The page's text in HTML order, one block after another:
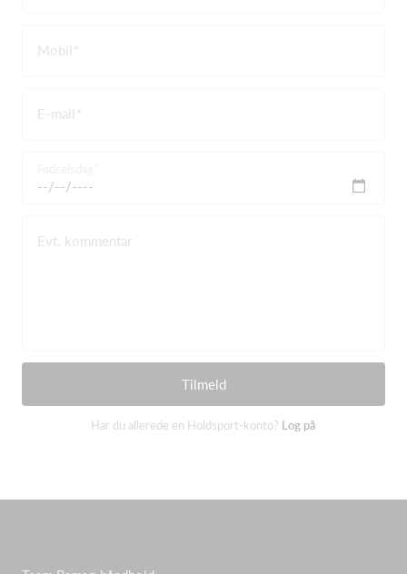
Mobil
E-mail
Evt. kommentar
Tilmeld
Har du allerede en Holdsport-konto? Log på